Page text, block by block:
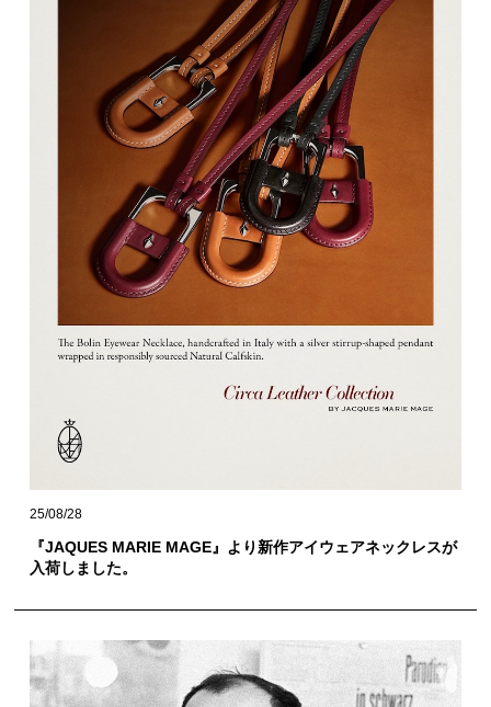
25/08/28
『JAQUES MARIE MAGE』より新作アイウェアネックレスが
入荷しました。